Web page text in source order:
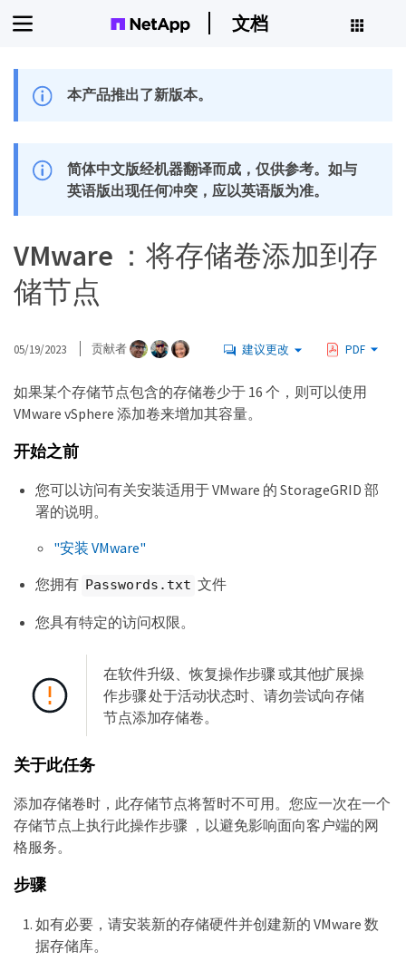
文档
本产品推出了新版本。
简体中文版经机器翻译而成，仅供参考。如与
英语版出现任何冲突，应以英语版为准。
VMware ：将存储卷添加到存
储节点
05/19/2023 贡献者 建议更改 PDF
如果某个存储节点包含的存储卷少于 16 个，则可以使用
VMware vSphere 添加卷来增加其容量。
开始之前
您可以访问有关安装适用于 VMware 的 StorageGRID 部
署的说明。
"安装 VMware"
您拥有 Passwords.txt 文件
您具有特定的访问权限。
在软件升级、恢复操作步骤 或其他扩展操
作步骤 处于活动状态时、请勿尝试向存储
节点添加存储卷。
关于此任务
添加存储卷时，此存储节点将暂时不可用。您应一次在一个
存储节点上执行此操作步骤 ，以避免影响面向客户端的网
格服务。
步骤
如有必要，请安装新的存储硬件并创建新的 VMware 数
据存储库。